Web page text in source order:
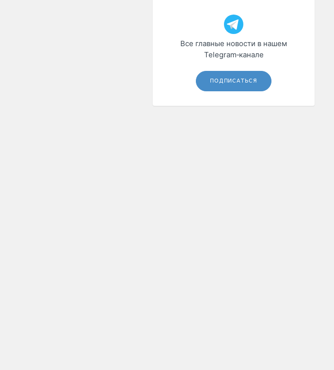
Все главные новости в нашем
Telegram‑канале
ПОДПИСАТЬСЯ